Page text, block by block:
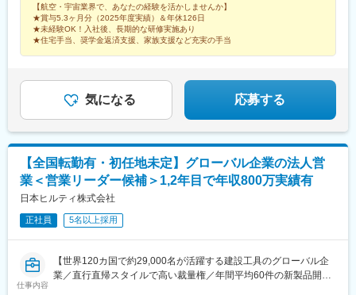
は全エリア募集★その他、配属先多数。ご希望やご経験を考慮し
た配属を実施！★航空業界や自衛隊出身の方は、これまでの経験
をそのままにキャリア継続も可能！《キャリア形成》無期雇用派
なるハイクラス業務への挑戦や、後輩の育成、チームのマネジメ
ントなど、様々なキャリア選択が可能です。～～～～～～
【航空・宇宙業界で、あなたの経験を活かしませんか】
★賞与5.3ヶ月分（2025年度実績）＆年休126日
★未経験OK！入社後、長期的な研修実施あり
★住宅手当、奨学金返済支援、家族支援など充実の手当
気になる 応募する
【全国転勤有・初任地未定】グローバル企業の法人営
業＜営業リーダー候補＞1,2年目で年収800万実績有
日本ヒルティ株式会社
正社員 5名以上採用
仕事内容
【世界120カ国で約29,000名が活躍する建設工具のグローバル企
業／直行直帰スタイルで高い裁量権／年間平均60件の新製品開発